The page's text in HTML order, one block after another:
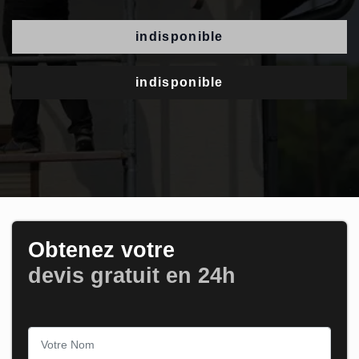
indisponible
indisponible
Obtenez votre
devis gratuit en 24h